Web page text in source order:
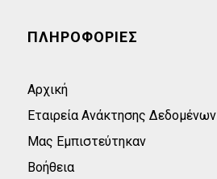
ΠΛΗΡΟΦΟΡΙΕΣ
Αρχική
Εταιρεία Ανάκτησης Δεδομένων
Μας Εμπιστεύτηκαν
Βοήθεια